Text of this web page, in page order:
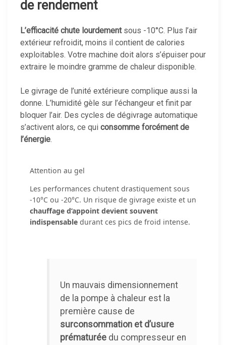
de rendement
L’efficacité chute lourdementsous -10°C. Plus l’air
extérieur refroidit, moins il contient de calories
exploitables. Votre machine doit alors s’épuiser pour
extraire le moindre gramme de chaleur disponible.
Le givrage de l’unité extérieure complique aussi la
donne. L’humidité gèle sur l’échangeur et finit par
bloquer l’air. Des cycles de dégivrage automatique
s’activent alors, ce qui consomme forcément de
l’énergie.
Attention au gel
Les performances chutent drastiquement sous
-10°C ou -20°C. Un risque de givrage existe et un
chauffage d’appoint devient souvent
indispensabledurant ces pics de froid intense.
Un mauvais dimensionnement
de la pompe à chaleur est la
première cause de
surconsommation et d’usure
prématuréedu compresseur en